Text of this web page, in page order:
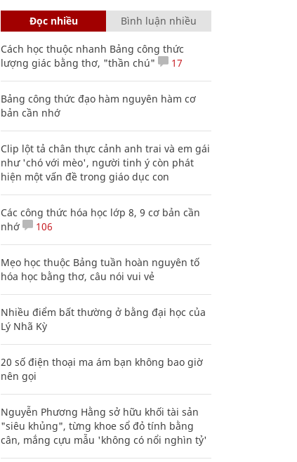
Đọc nhiều Bình luận nhiều
Cách học thuộc nhanh Bảng công thức
lượng giác bằng thơ, "thần chú"
17
Bảng công thức đạo hàm nguyên hàm cơ
bản cần nhớ
Clip lột tả chân thực cảnh anh trai và em gái
như 'chó với mèo', người tinh ý còn phát
hiện một vấn đề trong giáo dục con
Các công thức hóa học lớp 8, 9 cơ bản cần
nhớ
106
Mẹo học thuộc Bảng tuần hoàn nguyên tố
hóa học bằng thơ, câu nói vui vẻ
Nhiều điểm bất thường ở bằng đại học của
Lý Nhã Kỳ
20 số điện thoại ma ám bạn không bao giờ
nên gọi
Nguyễn Phương Hằng sở hữu khối tài sản
"siêu khủng", từng khoe sổ đỏ tính bằng
cân, mắng cựu mẫu 'không có nổi nghìn tỷ'